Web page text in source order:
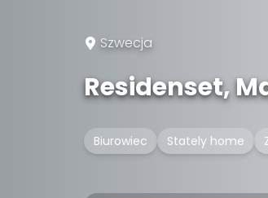
Szwecja
Residenset,
Biurowiec Stately home